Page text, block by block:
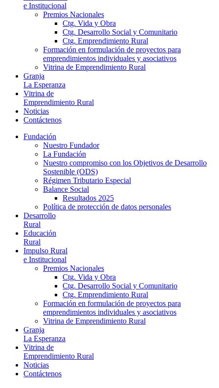
e Institucional
Premios Nacionales
Ctg. Vida y Obra
Ctg. Desarrollo Social y Comunitario
Ctg. Emprendimiento Rural
Formación en formulación de proyectos para
emprendimientos individuales y asociativos
Vitrina de Emprendimiento Rural
Granja
La Esperanza
Vitrina de
Emprendimiento Rural
Noticias
Contáctenos
Fundación
Nuestro Fundador
La Fundación
Nuestro compromiso con los Objetivos de Desarrollo
Sostenible (ODS)
Régimen Tributario Especial
Balance Social
Resultados 2025
Política de protección de datos personales
Desarrollo
Rural
Educación
Rural
Impulso Rural
e Institucional
Premios Nacionales
Ctg. Vida y Obra
Ctg. Desarrollo Social y Comunitario
Ctg. Emprendimiento Rural
Formación en formulación de proyectos para
emprendimientos individuales y asociativos
Vitrina de Emprendimiento Rural
Granja
La Esperanza
Vitrina de
Emprendimiento Rural
Noticias
Contáctenos